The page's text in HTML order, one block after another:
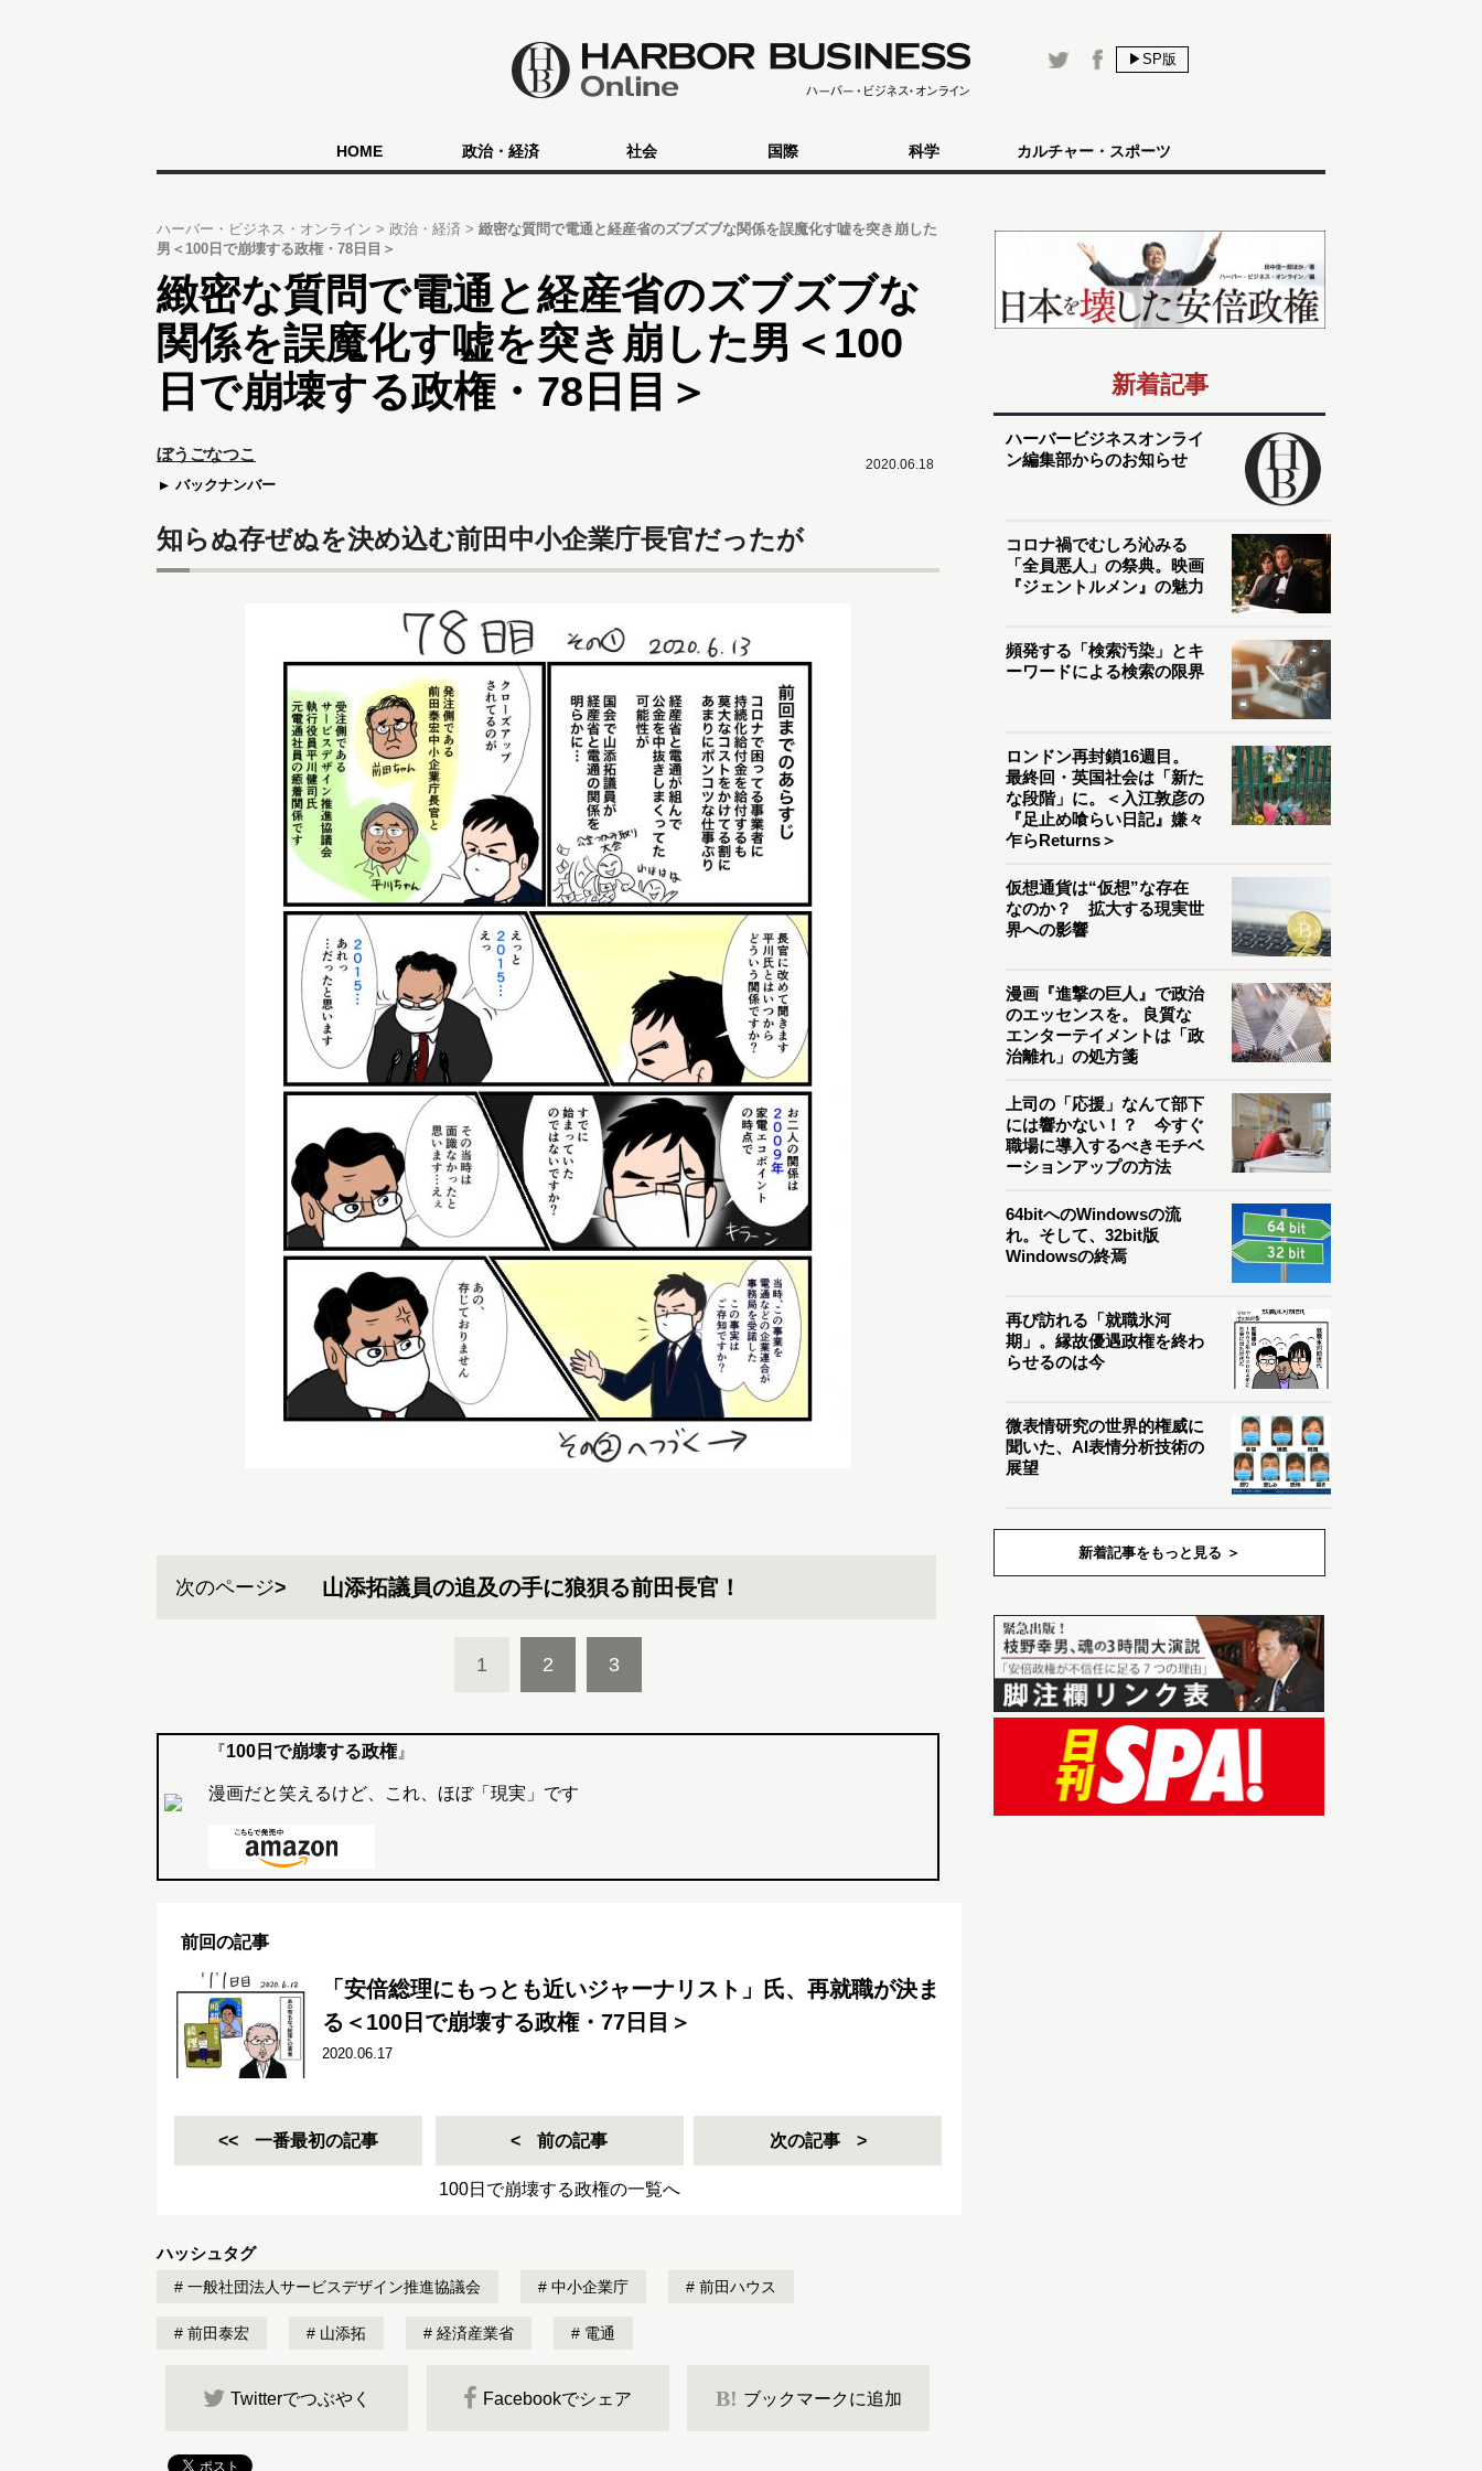
▶SP版
HOME 政治・経済 社会 国際 科学 カルチャー・スポーツ
ハーバー・ビジネス・オンライン 政治・経済
緻密な質問で電通と経産省のズブズブな関係を誤魔化す嘘を突き崩した
男＜100日で崩壊する政権・78日目＞
緻密な質問で電通と経産省のズブズブな
関係を誤魔化す嘘を突き崩した男＜100
日で崩壊する政権・78日目＞
2020.06.18
ぼうごなつこ
バックナンバー
知らぬ存ぜぬを決め込む前田中小企業庁長官だったが
次のページ 山添拓議員の追及の手に狼狽る前田長官！
1 2 3
『100日で崩壊する政権』
漫画だと笑えるけど、これ、ほぼ「現実」です
前回の記事
「安倍総理にもっとも近いジャーナリスト」氏、再就職が決ま
る＜100日で崩壊する政権・77日目＞
2020.06.17
一番最初の記事 前の記事 次の記事
100日で崩壊する政権の一覧へ
ハッシュタグ
一般社団法人サービスデザイン推進協議会 中小企業庁 前田ハウス
前田泰宏 山添拓 経済産業省 電通
Twitterでつぶやく Facebookでシェア B! ブックマークに追加
新着記事
ハーバービジネスオンライ
ン編集部からのお知らせ
コロナ禍でむしろ沁みる
「全員悪人」の祭典。映画
『ジェントルメン』の魅力
頻発する「検索汚染」とキ
ーワードによる検索の限界
ロンドン再封鎖16週目。
最終回・英国社会は「新た
な段階」に。＜入江敦彦の
『足止め喰らい日記』嫌々
乍らReturns＞
仮想通貨は“仮想”な存在
なのか？ 拡大する現実世
界への影響
漫画『進撃の巨人』で政治
のエッセンスを。 良質な
エンターテイメントは「政
治離れ」の処方箋
上司の「応援」なんて部下
には響かない！？ 今すぐ
職場に導入するべきモチベ
ーションアップの方法
64bitへのWindowsの流
れ。そして、32bit版
Windowsの終焉
再び訪れる「就職氷河
期」。縁故優遇政権を終わ
らせるのは今
微表情研究の世界的権威に
聞いた、AI表情分析技術の
展望
新着記事をもっと見る